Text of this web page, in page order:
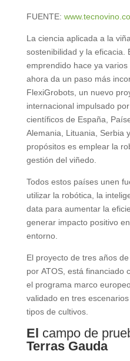
FUENTE:
La ciencia aplicada a la
sostenibilidad y la eficacia.
emprendido hace ya
ahora da un paso más
FlexiGrobots, un nuevo
internacional impulsado
científicos de España,
Alemania, Lituania, Serbia
propósitos es emplear la
gestión del viñedo.
Todos estos países unen
utilizar la robótica, la
data para aumentar la
generar impacto positivo
entorno.
El proyecto de tres años
por ATOS, está financiado
el programa marco
validado en tres
tipos de cultivos.
El campo de
Terras Gauda